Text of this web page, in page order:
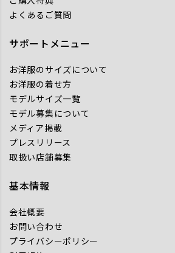
よくあるご質問
サポートメニュー
お洋服のサイズについて
お洋服の着せ方
モデルサイズ一覧
モデル募集について
メディア掲載
プレスリリース
取扱い店舗募集
基本情報
会社概要
お問い合わせ
プライバシーポリシー